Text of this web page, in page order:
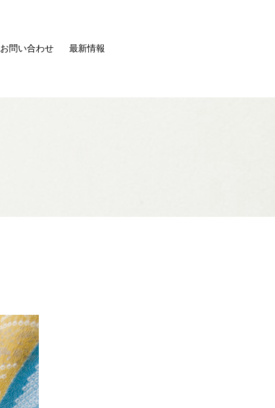
お問い合わせ 最新情報